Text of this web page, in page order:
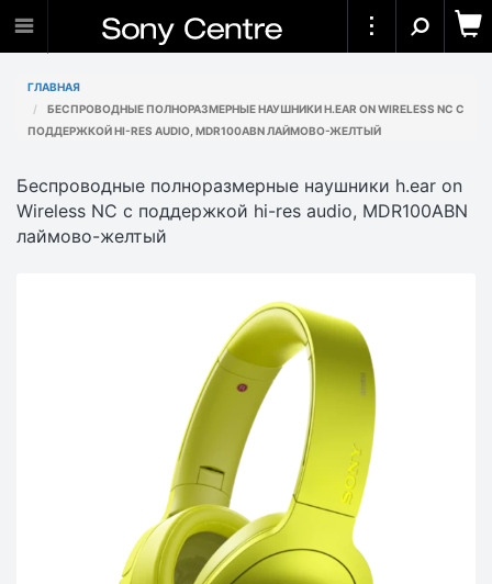
ГЛАВНАЯ
БЕСПРОВОДНЫЕ ПОЛНОРАЗМЕРНЫЕ НАУШНИКИ H.EAR ON WIRELESS NC С
ПОДДЕРЖКОЙ HI-RES AUDIO, MDR100ABN ЛАЙМОВО-ЖЕЛТЫЙ
Беспроводные полноразмерные наушники h.ear on
Wireless NC с поддержкой hi-res audio, MDR100ABN
лаймово-желтый